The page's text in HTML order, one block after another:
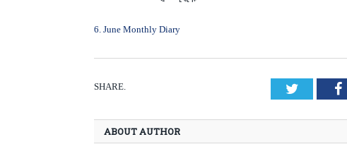
6. June Monthly Diary
SHARE. Twitter
ABOUT AUTHOR